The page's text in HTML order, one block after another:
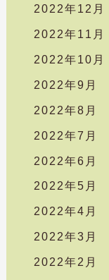
2022年12月
2022年11月
2022年10月
2022年9月
2022年8月
2022年7月
2022年6月
2022年5月
2022年4月
2022年3月
2022年2月